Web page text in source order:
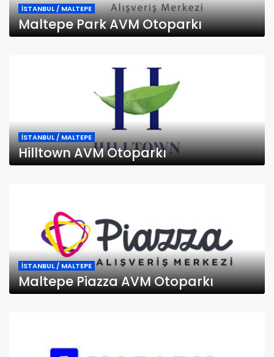
İSTANBUL / MALTEPE
Maltepe Park AVM Otoparkı
İSTANBUL / MALTEPE
Hilltown AVM Otoparkı
İSTANBUL / MALTEPE
Maltepe Piazza AVM Otoparkı